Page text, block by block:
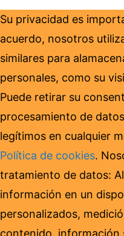
Su privacidad es
acuerdo, nosotros
similares para
personales, como su
Puede retirar su
procesamiento de
legítimos en cualquier
Política de cookies.
tratamiento de datos:
información en un
personalizados,
contenido, información